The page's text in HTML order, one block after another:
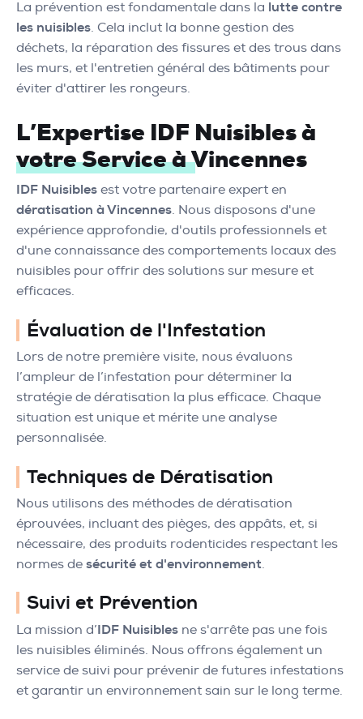
La prévention est fondamentale dans la lutte contre
les nuisibles. Cela inclut la bonne gestion des
déchets, la réparation des fissures et des trous dans
les murs, et l'entretien général des bâtiments pour
éviter d'attirer les rongeurs.
L’Expertise IDF Nuisibles à
votre Service à Vincennes
IDF Nuisibles est votre partenaire expert en
dératisation à Vincennes. Nous disposons d'une
expérience approfondie, d'outils professionnels et
d'une connaissance des comportements locaux des
nuisibles pour offrir des solutions sur mesure et
efficaces.
Évaluation de l'Infestation
Lors de notre première visite, nous évaluons
l’ampleur de l’infestation pour déterminer la
stratégie de dératisation la plus efficace. Chaque
situation est unique et mérite une analyse
personnalisée.
Techniques de Dératisation
Nous utilisons des méthodes de dératisation
éprouvées, incluant des pièges, des appâts, et, si
nécessaire, des produits rodenticides respectant les
normes de sécurité et d'environnement.
Suivi et Prévention
La mission d’IDF Nuisibles ne s'arrête pas une fois
les nuisibles éliminés. Nous offrons également un
service de suivi pour prévenir de futures infestations
et garantir un environnement sain sur le long terme.